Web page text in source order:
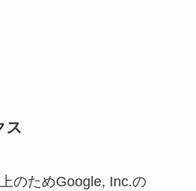
ス
のためGoogle, Inc.の